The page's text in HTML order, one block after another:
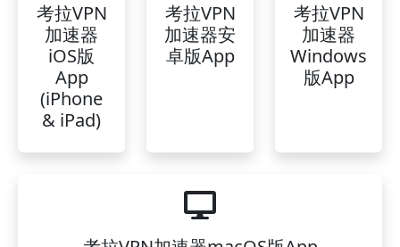
考拉VPN
加速器
iOS版
App
(iPhone
& iPad)
考拉VPN
加速器安
卓版App
考拉VPN
加速器
Windows
版App